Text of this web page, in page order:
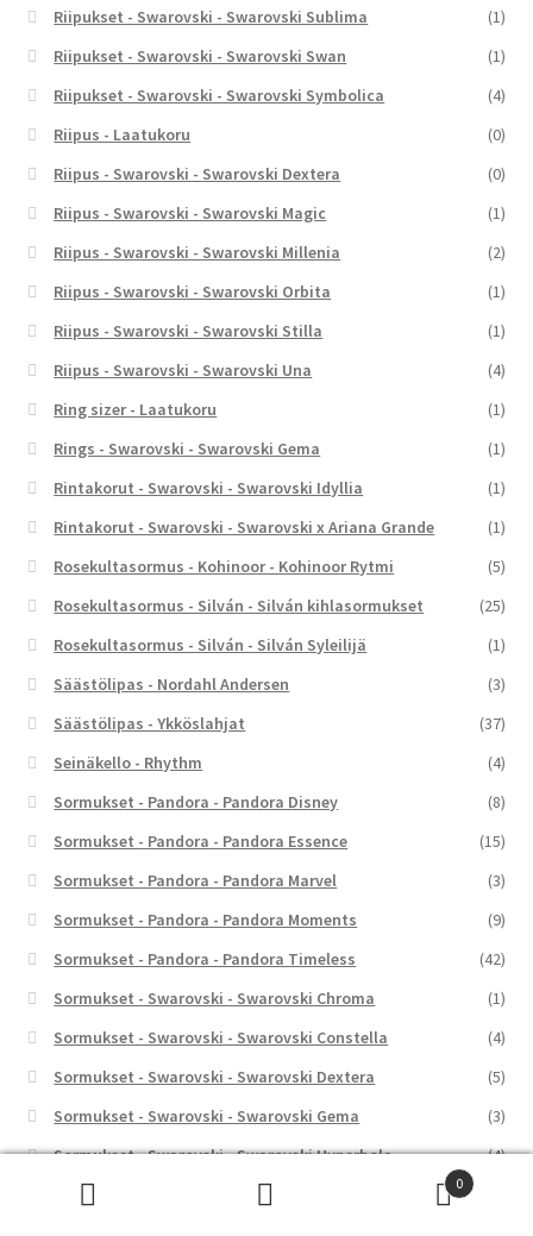
Riipukset - Swarovski - Swarovski Sublima
(1)
Riipukset - Swarovski - Swarovski Swan
(1)
Riipukset - Swarovski - Swarovski Symbolica
(4)
Riipus - Laatukoru
(0)
Riipus - Swarovski - Swarovski Dextera
(0)
Riipus - Swarovski - Swarovski Magic
(1)
Riipus - Swarovski - Swarovski Millenia
(2)
Riipus - Swarovski - Swarovski Orbita
(1)
Riipus - Swarovski - Swarovski Stilla
(1)
Riipus - Swarovski - Swarovski Una
(4)
Ring sizer - Laatukoru
(1)
Rings - Swarovski - Swarovski Gema
(1)
Rintakorut - Swarovski - Swarovski Idyllia
(1)
Rintakorut - Swarovski - Swarovski x Ariana Grande
(1)
Rosekultasormus - Kohinoor - Kohinoor Rytmi
(5)
Rosekultasormus - Silván - Silván kihlasormukset
(25)
Rosekultasormus - Silván - Silván Syleilijä
(1)
Säästölipas - Nordahl Andersen
(3)
Säästölipas - Ykköslahjat
(37)
Seinäkello - Rhythm
(4)
Sormukset - Pandora - Pandora Disney
(8)
Sormukset - Pandora - Pandora Essence
(15)
Sormukset - Pandora - Pandora Marvel
(3)
Sormukset - Pandora - Pandora Moments
(9)
Sormukset - Pandora - Pandora Timeless
(42)
Sormukset - Swarovski - Swarovski Chroma
(1)
Sormukset - Swarovski - Swarovski Constella
(4)
Sormukset - Swarovski - Swarovski Dextera
(5)
Sormukset - Swarovski - Swarovski Gema
(3)
Sormukset - Swarovski - Swarovski Hyperbola
(4)
0